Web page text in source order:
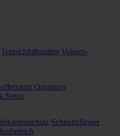
Teppichfußmatten Velours-
Organizer
Netze
Schmutzfänger